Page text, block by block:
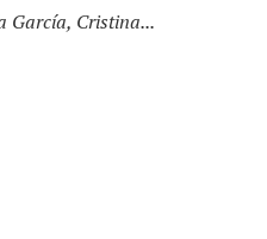
García, Cristina...